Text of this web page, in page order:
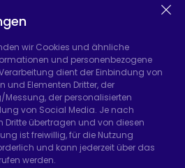
Sanayi Bölgesi,
Hadımköy, 34555
66 46
wir Cookies und ähnliche
und personenbezogene
dient der Einbindung von
und Elementen Dritter, der
der personalisierten
von Social Media. Je nach
Dritte übertragen und von diesen
ist freiwillig, für die Nutzung
und kann jederzeit über das
werden.